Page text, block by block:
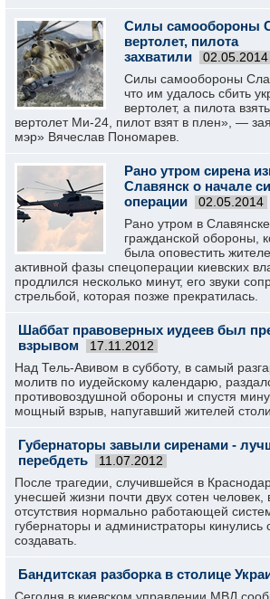
Силы самообороны
вертолет, пилота
захватили
02.05.2014
Силы самообороны
что им удалось сбить
вертолет, а пилота
вертолет Ми-24, пилот взят в плен», —
мэр» Вячеслав Пономарев.
Рано утром сирена
Славянск о начале
операции
02.05.2014
Рано утром в
гражданской обороны,
была оповестить
активной фазы спецоперации киевских
продлился несколько минут, его звуки
стрельбой, которая позже прекратилась.
Шаббат правоверных иудеев был
взрывом
17.11.2012
Над Тель-Авивом в субботу, в самый
молитв по иудейскому календарю,
противовоздушной обороны и спустя
мощный взрыв, напугавший жителей
Губернаторы завыли сиренами -
перебдеть
11.07.2012
После трагедии, случившейся в
унесшей жизни почти двух сотен человек,
отсутствия нормально работающей
губернаторы и администраторы кинулись
создавать.
Бандитская разборка в столице